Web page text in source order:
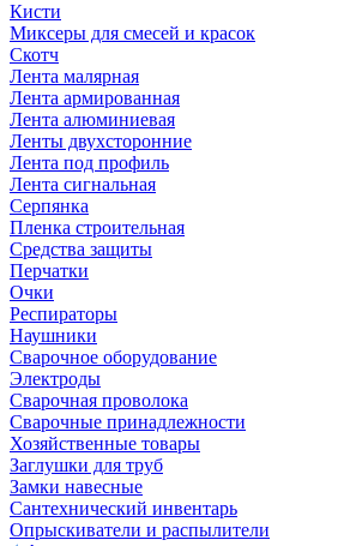
Кисти
Миксеры для смесей и красок
Скотч
Лента малярная
Лента армированная
Лента алюминиевая
Ленты двухсторонние
Лента под профиль
Лента сигнальная
Серпянка
Пленка строительная
Средства защиты
Перчатки
Очки
Респираторы
Наушники
Сварочное оборудование
Электроды
Сварочная проволока
Сварочные принадлежности
Хозяйственные товары
Заглушки для труб
Замки навесные
Сантехнический инвентарь
Опрыскиватели и распылители